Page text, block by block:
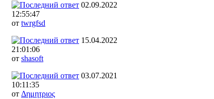
02.09.2022
12:55:47
от twrgfsd
15.04.2022
21:01:06
от shasoft
03.07.2021
10:11:35
от Δημητριος